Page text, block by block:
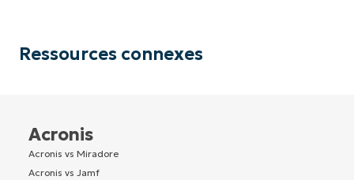
Ressources connexes
Acronis
Acronis vs Miradore
Acronis vs Jamf